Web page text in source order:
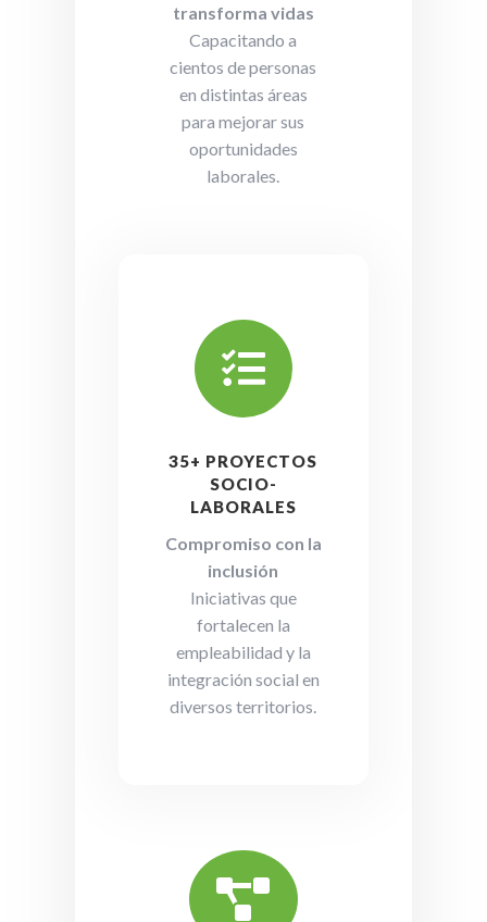
transforma vidas
Capacitando a
cientos de personas
en distintas áreas
para mejorar sus
oportunidades
laborales.

35+ PROYECTOS
SOCIO-
LABORALES
Compromiso con la
inclusión
Iniciativas que
fortalecen la
empleabilidad y la
integración social en
diversos territorios.
